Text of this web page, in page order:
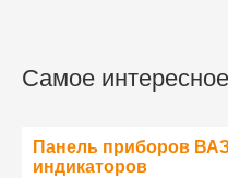
Самое интересное
Панель приборов
индикаторов